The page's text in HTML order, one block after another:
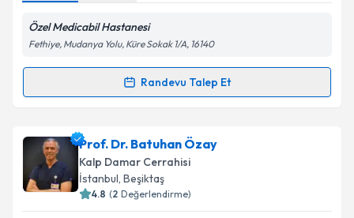
Metni'ni okudum ve kişisel verilerimin belirtilen
kapsamda işlenmesini kabul ediyorum.
Takvim Talebini Gönder
Özel Medicabil Hastanesi
Fethiye, Mudanya Yolu, Küre Sokak 1/A, 16140
Randevu Talep Et
Randevu Takvimi Talebi
Doç. Dr. Orçun Gürbüziçin randevu takvimi talebi
oluşturun. Size bu uzmandan randevu almanız için bir
takvim hazırlandığında e-posta ile bilgilendireceğiz.
Prof. Dr. Batuhan Özay
Kalp Damar Cerrahisi
İstanbul, Beşiktaş
4.8 (2 Değerlendirme)